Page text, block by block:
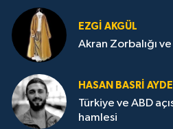
EZGI AKGÜL
Akran Zorbalığı
HASAN BASRI
Türkiye ve ABD
hamlesi